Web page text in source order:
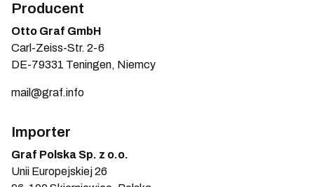
Producent
Otto Graf GmbH
Carl-Zeiss-Str. 2-6
DE-79331 Teningen, Niemcy
mail@graf.info
Importer
Graf Polska Sp. z o.o.
Unii Europejskiej 26